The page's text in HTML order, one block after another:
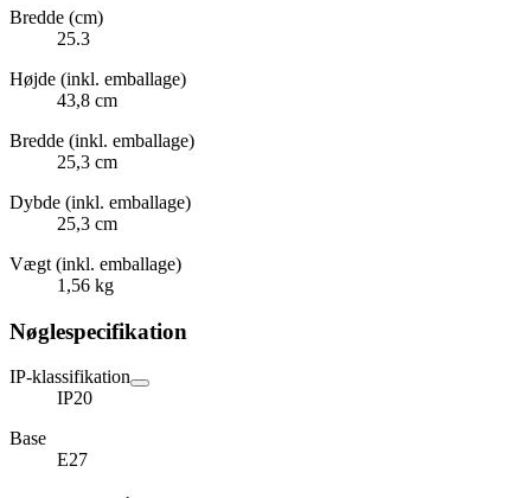
Bredde (cm)
25.3
Højde (inkl. emballage)
43,8 cm
Bredde (inkl. emballage)
25,3 cm
Dybde (inkl. emballage)
25,3 cm
Vægt (inkl. emballage)
1,56 kg
Nøglespecifikation
IP-klassifikation
IP20
Base
E27